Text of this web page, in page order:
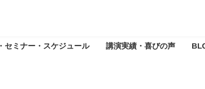
セミナー・スケジュール 講演実績・喜びの声